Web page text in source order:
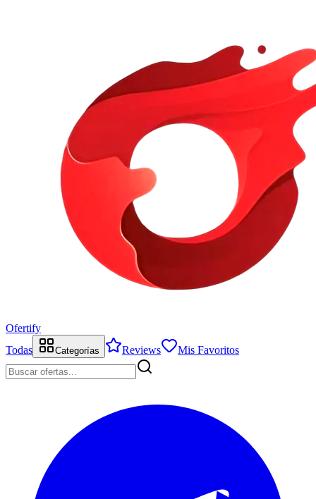
Ofertify
Todas
Categorías Reviews Mis Favoritos